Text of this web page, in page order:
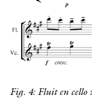
Fig. 4: Fluit en